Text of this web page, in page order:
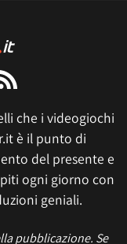
che i videogiochi
è il punto di
del presente e
ogni giorno con
geniali.
pubblicazione. Se